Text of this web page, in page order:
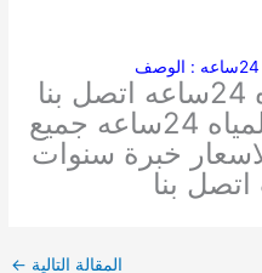
تصليح مضخات المياه 24ساعه اتصل بنا
الان تصليح مضخات المياه 24ساعه جميع
خبرة سنوات
بنا
المقالة التالية ←